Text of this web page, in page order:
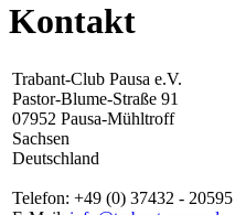
Kontakt
Trabant-Club Pausa e.V.
Pastor-Blume-Straße 91
07952 Pausa-Mühltroff
Sachsen
Deutschland
Telefon: +49 (0) 37432 - 20595